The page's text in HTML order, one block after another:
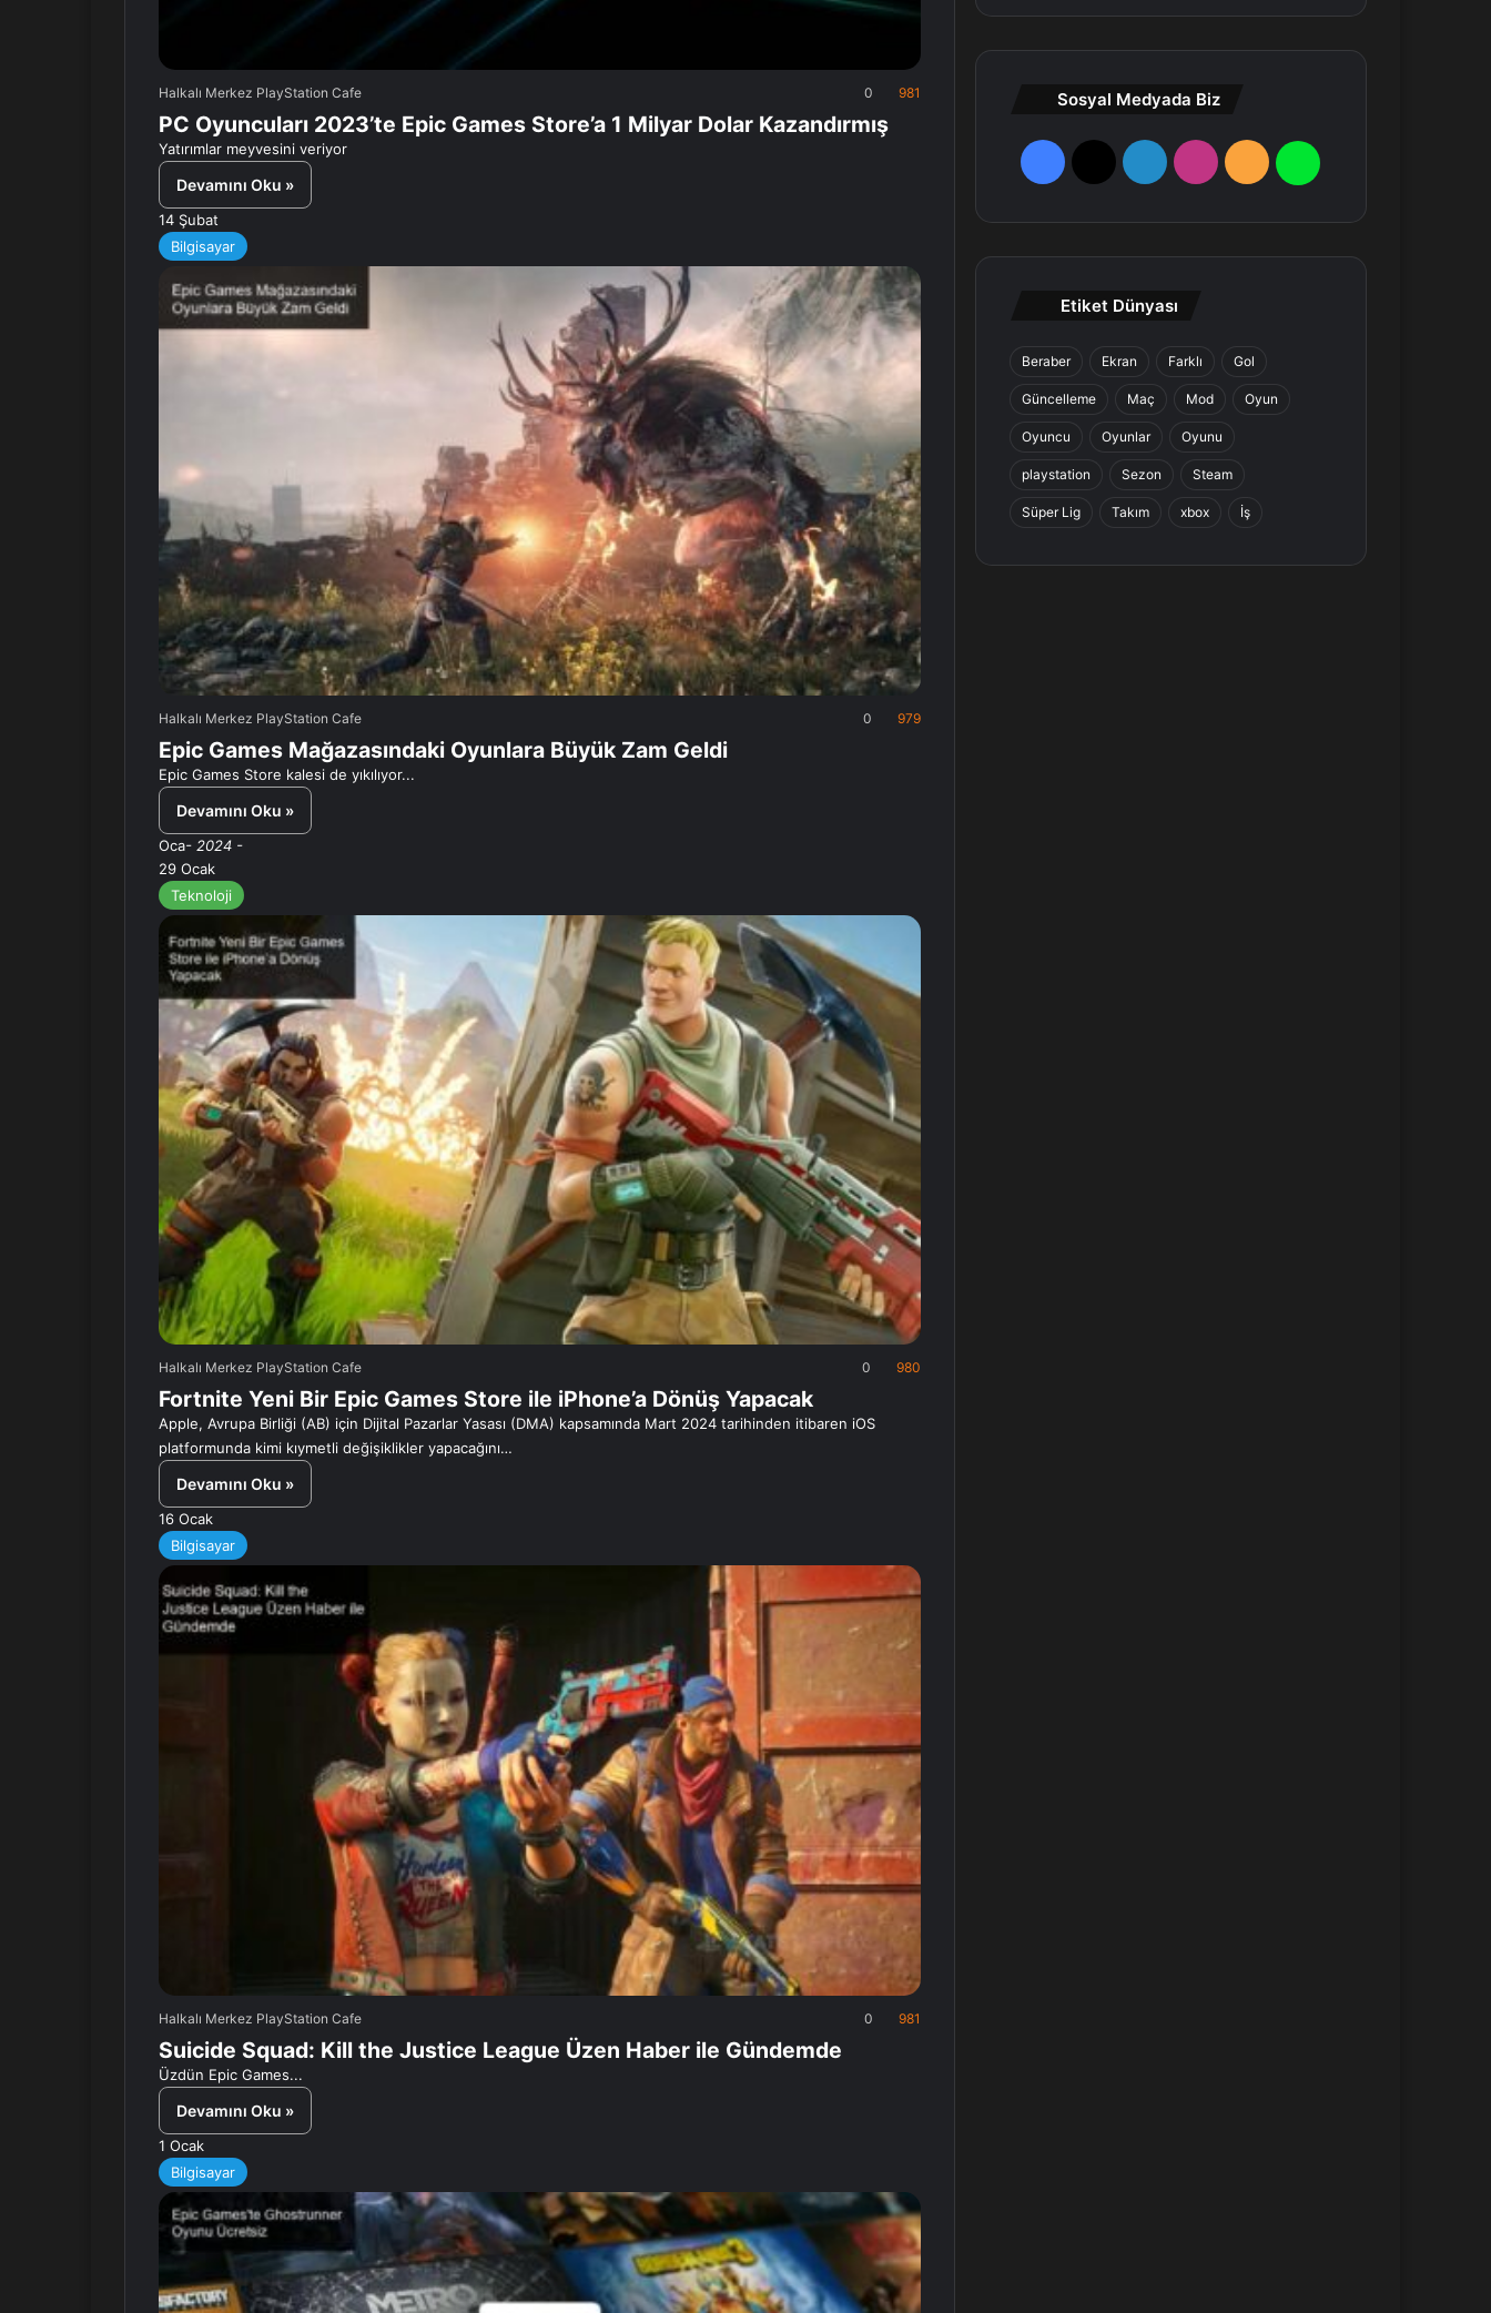
Halkalı Merkez PlayStation Cafe 0 981
PC Oyuncuları 2023’te Epic Games Store’a 1 Milyar Dolar Kazandırmış
Yatırımlar meyvesini veriyor
Devamını Oku »
14 Şubat
Bilgisayar
Halkalı Merkez PlayStation Cafe 0 979
Epic Games Mağazasındaki Oyunlara Büyük Zam Geldi
Epic Games Store kalesi de yıkılıyor...
Devamını Oku »
Oca- 2024 -
29 Ocak
Teknoloji
Halkalı Merkez PlayStation Cafe 0 980
Fortnite Yeni Bir Epic Games Store ile iPhone’a Dönüş Yapacak
Apple, Avrupa Birliği (AB) için Dijital Pazarlar Yasası (DMA) kapsamında Mart 2024 tarihinden itibaren iOS
platformunda kimi kıymetli değişiklikler yapacağını…
Devamını Oku »
16 Ocak
Bilgisayar
Halkalı Merkez PlayStation Cafe 0 981
Suicide Squad: Kill the Justice League Üzen Haber ile Gündemde
Üzdün Epic Games...
Devamını Oku »
1 Ocak
Bilgisayar
Sosyal Medyada Biz
F
e
k
X
L
n
a
m
R
W
a
Etiket Dünyası
Beraber Ekran Farklı Gol
Güncelleme Maç Mod Oyun
Oyuncu Oyunlar Oyunu
playstation Sezon Steam
Süper Lig Takım xbox İş